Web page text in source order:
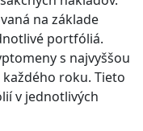
na základe
portfóliá.
s najvyššou
roku. Tieto
v jednotlivých